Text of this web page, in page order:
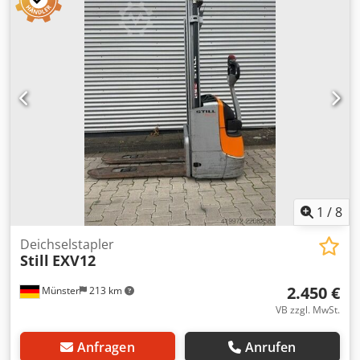
1 /8
Münster 213 km
Deichselstapler
Still EXV12
2.450 €
VB zzgl. MwSt.
Anfragen Anrufen